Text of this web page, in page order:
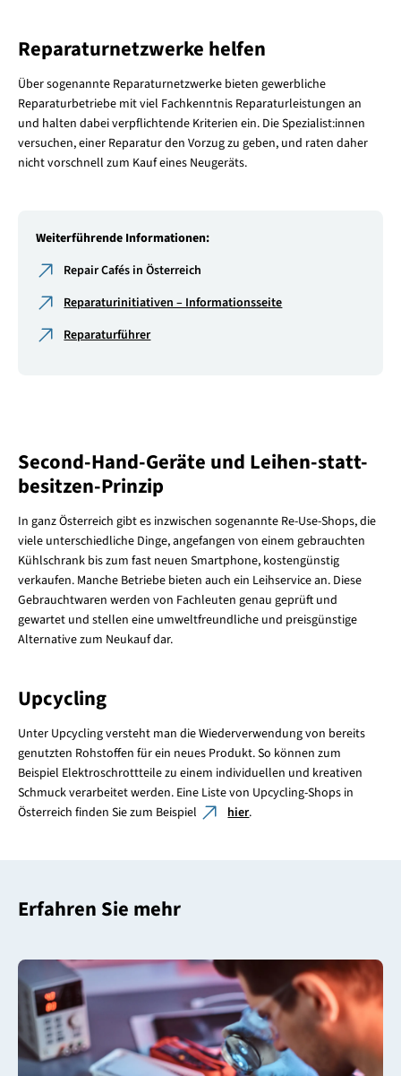
Reparaturnetzwerke helfen
Über sogenannte Reparaturnetzwerke bieten gewerbliche
Reparaturbetriebe mit viel Fachkenntnis Reparaturleistungen an
und halten dabei verpflichtende Kriterien ein. Die Spezialist:innen
versuchen, einer Reparatur den Vorzug zu geben, und raten daher
nicht vorschnell zum Kauf eines Neugeräts.
Weiterführende Informationen:
Repair Cafés in Österreich
Reparaturinitiativen – Informationsseite
Reparaturführer
Second-Hand-Geräte und Leihen-statt-
besitzen-Prinzip
In ganz Österreich gibt es inzwischen sogenannte Re-Use-Shops, die
viele unterschiedliche Dinge, angefangen von einem gebrauchten
Kühlschrank bis zum fast neuen Smartphone, kostengünstig
verkaufen. Manche Betriebe bieten auch ein Leihservice an. Diese
Gebrauchtwaren werden von Fachleuten genau geprüft und
gewartet und stellen eine umweltfreundliche und preisgünstige
Alternative zum Neukauf dar.
Upcycling
Unter Upcycling versteht man die Wiederverwendung von bereits
genutzten Rohstoffen für ein neues Produkt. So können zum
Beispiel Elektroschrottteile zu einem individuellen und kreativen
Schmuck verarbeitet werden. Eine Liste von Upcycling-Shops in
Österreich finden Sie zum Beispiel
hier.
Erfahren Sie mehr